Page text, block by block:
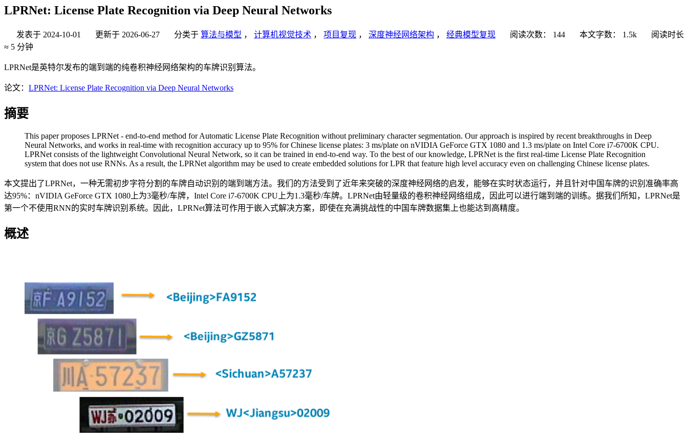
LPRNet: License Plate Recognition via Deep Neural Networks
发表于 2024-10-01 更新于 2026-06-27 分类于 算法与模型 ， 计算机视觉技术 ， 项目复现 ， 深度神经网络架构 ， 经典模型复现 阅读次数： 144 本文字数： 1.5k
阅读时长
≈ 5 分钟
LPRNet是英特尔发布的端到端的纯卷积神经网络架构的车牌识别算法。
论文： LPRNet: License Plate Recognition via Deep Neural Networks
摘要
This paper proposes LPRNet - end-to-end method for Automatic License Plate Recognition without preliminary character segmentation. Our approach is inspired by recent breakthroughs in Deep
Neural Networks, and works in real-time with recognition accuracy up to 95% for Chinese license plates: 3 ms/plate on nVIDIA GeForce GTX 1080 and 1.3 ms/plate on Intel Core i7-6700K CPU.
LPRNet consists of the lightweight Convolutional Neural Network, so it can be trained in end-to-end way. To the best of our knowledge, LPRNet is the first real-time License Plate Recognition
system that does not use RNNs. As a result, the LPRNet algorithm may be used to create embedded solutions for LPR that feature high level accuracy even on challenging Chinese license plates.
本文提出了LPRNet，一种无需初步字符分割的车牌自动识别的端到端方法。我们的方法受到了近年来突破的深度神经网络的启发，能够在实时状态运行，并且针对中国车牌的识别准确率高
达95%：nVIDIA GeForce GTX 1080上为3毫秒/车牌，Intel Core i7-6700K CPU上为1.3毫秒/车牌。LPRNet由轻量级的卷积神经网络组成，因此可以进行端到端的训练。据我们所知，LPRNet是
第一个不使用RNN的实时车牌识别系统。因此，LPRNet算法可作用于嵌入式解决方案，即使在充满挑战性的中国车牌数据集上也能达到高精度。
概述